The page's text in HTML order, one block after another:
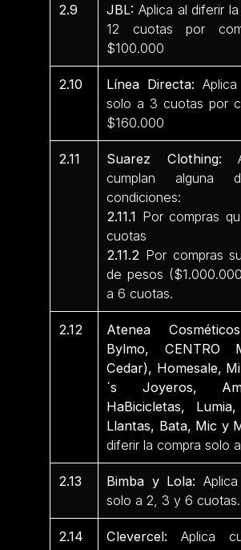
2.9 JBL: Aplica al diferir
12 cuotas por
$100.000
2.10 Línea Directa:
solo a 3 cuotas por
$160.000
2.11 Suarez Clothing:
cumplan alguna
condiciones:
2.11.1 Por compras
cuotas
2.11.2 Por compras
de pesos
a 6 cuotas.
2.12
Atenea
Bylmo, CENTRO
Cedar), Homesale,
´s Joyeros,
HaBicicletas,
Llantas, Bata, Mic y
diferir la compra solo
2.13 Bimba y Lola:
solo a 2, 3 y 6 cuotas.
2.14 Clevercel:Aplica